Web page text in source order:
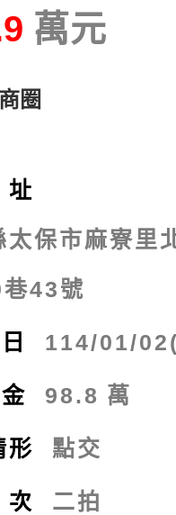
圈
太保市麻寮里
43號
114/01/
98.8 萬
形 點交
二拍